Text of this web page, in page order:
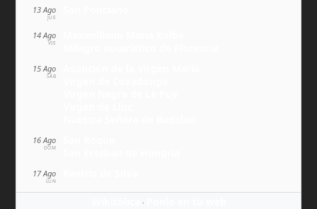
13 Ago
JUE
14 Ago
VIE
15 Ago
SÁB
16 Ago
DOM
17 Ago
LUN
·